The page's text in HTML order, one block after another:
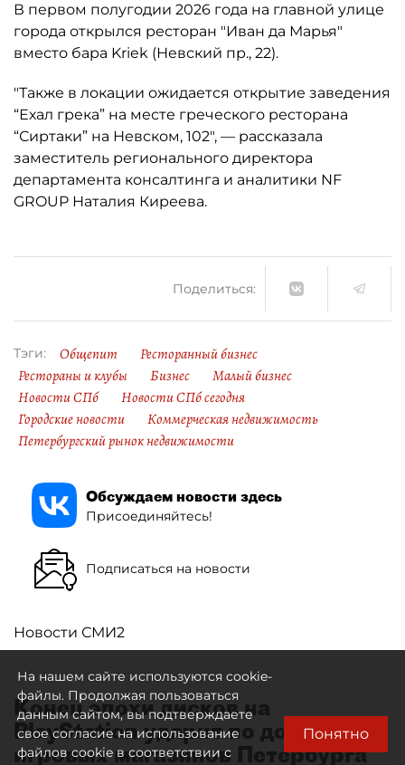
В первом полугодии 2026 года на главной улице
города открылся ресторан "Иван да Марья"
вместо бара Kriek (Невский пр., 22).
"Также в локации ожидается открытие заведения
“Ехал грека” на месте греческого ресторана
“Сиртаки” на Невском, 102", — рассказала
заместитель регионального директора
департамента консалтинга и аналитики NF
GROUP Наталия Киреева.
Поделиться:
Тэги: Общепит
Ресторанный бизнес
Рестораны и клубы
Бизнес
Малый бизнес
Новости СПб
Новости СПб сегодня
Городские новости
Коммерческая недвижимость
Петербургский рынок недвижимости
Обсуждаем новости здесь
Присоединяйтесь!
Подписаться на новости
Новости СМИ2
Конец эпохи дисков на
PlayStation ударит по доходам
игровых магазинов Петербурга
На нашем сайте используются cookie-
файлы. Продолжая пользоваться
данным сайтом, вы подтверждаете
свое согласие на использование
файлов cookie в соответствии с
Понятно